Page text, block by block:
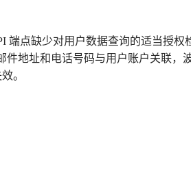
端点缺少对用户数据查询的适当授权
件地址和电话号码与用户账户关联，
。